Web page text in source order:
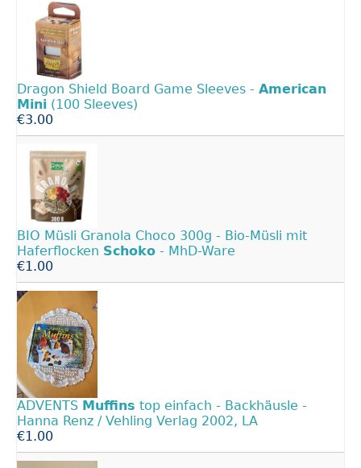
Dragon Shield Board Game Sleeves - American
Mini (100 Sleeves)
€3.00
BIO Müsli Granola Choco 300g - Bio-Müsli mit
Haferflocken Schoko - MhD-Ware
€1.00
ADVENTS Muffins top einfach - Backhäusle -
Hanna Renz / Vehling Verlag 2002, LA
€1.00